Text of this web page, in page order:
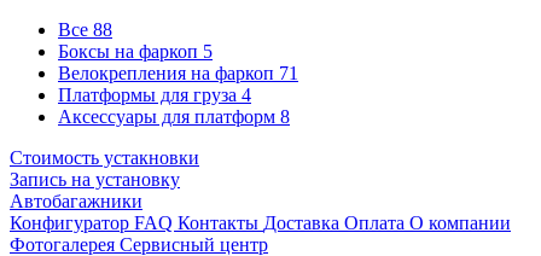
Все 88
Боксы на фаркоп 5
Велокрепления на фаркоп 71
Платформы для груза 4
Аксессуары для платформ 8
Стоимость устакновки
Запись на установку
Автобагажники
Конфигуратор FAQ Контакты Доставка Оплата О компании
Фотогалерея Сервисный центр